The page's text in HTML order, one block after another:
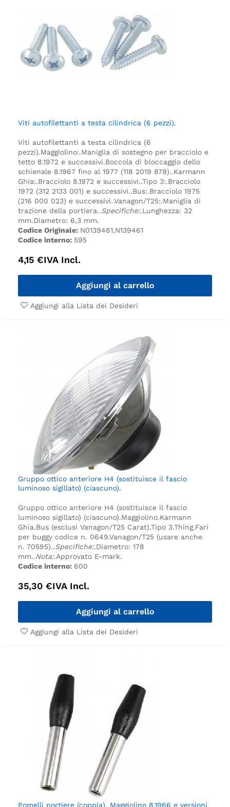
Viti autofilettanti a testa cilindrica (6 pezzi).
Viti autofilettanti a testa cilindrica (6
pezzi).Maggiolino:.Maniglia di sostegno per bracciolo e
tetto 8.1972 e successivi.Boccola di bloccaggio dello
schienale 8.1967 fino al 1977 (118 2019 879)..Karmann
Ghia:.Bracciolo 8.1972 e successivi..Tipo 3:.Bracciolo
1972 (312 2133 001) e successivi..Bus:.Bracciolo 1975
(216 000 023) e successivi..Vanagon/T25:.Maniglia di
trazione della portiera..Specifiche:.Lunghezza: 32
mm.Diametro: 6,3 mm.
Codice Originale: N0139461,N139461
Codice interno: 595
4,15 €IVA Incl.
Aggiungi al carrello
Aggiungi alla Lista dei Desideri
Gruppo ottico anteriore H4 (sostituisce il fascio
luminoso sigillato) (ciascuno).
Gruppo ottico anteriore H4 (sostituisce il fascio
luminoso sigillato) (ciascuno).Maggiolino.Karmann
Ghia.Bus (esclusi Vanagon/T25 Carat).Tipo 3.Thing.Fari
per buggy codice n. 0649.Vanagon/T25 (usare anche
n. 70595)..Specifiche:.Diametro: 178
mm..Nota:.Approvato E-mark.
Codice interno: 600
35,30 €IVA Incl.
Aggiungi al carrello
Aggiungi alla Lista dei Desideri
Pomelli portiere (coppia). Maggiolino 8.1966 e versioni